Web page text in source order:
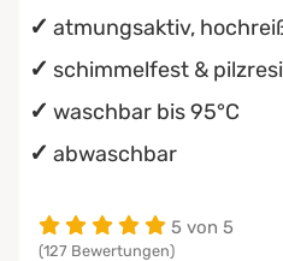
atmungsaktiv,
schimmelfest &
waschbar bis 95°C
abwaschbar
5 von 5
(127 Bewertungen)